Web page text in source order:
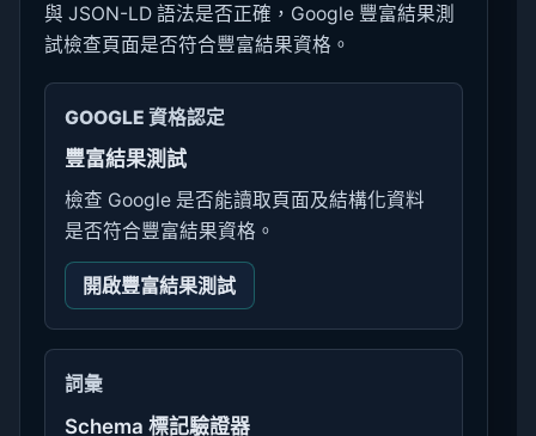
與 JSON-LD 語法是否正確，Google 豐富結果測
試檢查頁面是否符合豐富結果資格。
GOOGLE 資格認定
豐富結果測試
檢查 Google 是否能讀取頁面及結構化資料
是否符合豐富結果資格。
開啟豐富結果測試
詞彙
Schema 標記驗證器